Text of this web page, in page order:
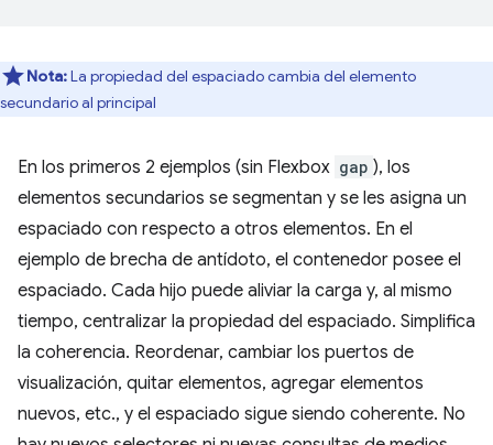
Nota:La propiedad del espaciado cambia del elemento
secundario al principal
En los primeros 2 ejemplos (sin Flexbox gap ), los
elementos secundarios se segmentan y se les asigna un
espaciado con respecto a otros elementos. En el
ejemplo de brecha de antídoto, el contenedor posee el
espaciado. Cada hijo puede aliviar la carga y, al mismo
tiempo, centralizar la propiedad del espaciado. Simplifica
la coherencia. Reordenar, cambiar los puertos de
visualización, quitar elementos, agregar elementos
nuevos, etc., y el espaciado sigue siendo coherente. No